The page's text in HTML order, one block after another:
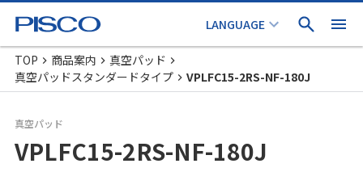
TOP 商品案内
真空パッド
真空パッドスタンダードタイプ
VPLFC15-2RS-NF-180J
真空パッド
VPLFC15-2RS-NF-180J